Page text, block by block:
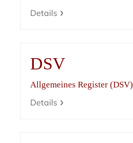
Details
DSV
Allgemeines Register (DSV)
Details